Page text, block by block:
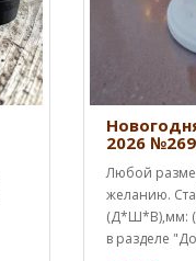
2026 №269
Любой
желанию.
(Д*Ш*В),мм:
в разделе